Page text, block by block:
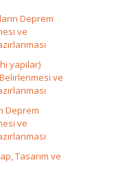
Deprem
ve
yapılar)
ve
Deprem
ve
Tasarım ve